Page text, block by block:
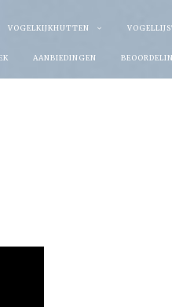
VOGELKIJKHUTTEN
AANBIEDINGEN